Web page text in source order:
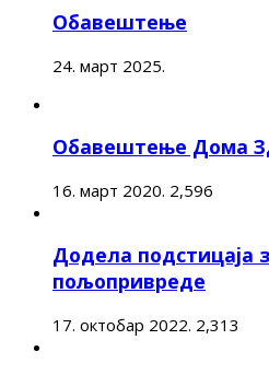
Обавештење
24. март 2025.
Обавештење Дома
16. март 2020. 2,596
Додела подстицаја
пољопривреде
17. октобар 2022. 2,313